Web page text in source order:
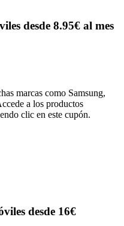
desde 8.95€ al mes
marcas como Samsung,
a los productos
clic en este cupón.
desde 16€